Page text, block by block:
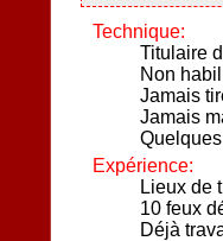
Technique:
Titulaire
Non
Jamais
Jamais
Expérience:
Lieux de
10 feux
Déjà